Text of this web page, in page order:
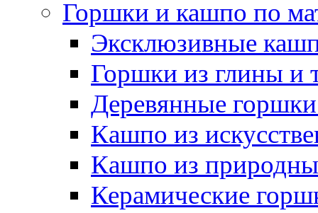
Горшки и кашпо по
Эксклюзивные
Горшки из глины и
Деревянные
Кашпо из
Кашпо из
Керамические